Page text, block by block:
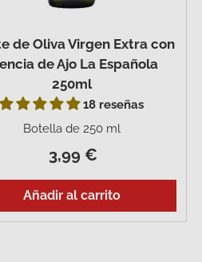
de Oliva Virgen Extra con
de Ajo La Española
250ml
18 reseñas
Botella de 250 ml
3,99 €
Añadir al carrito